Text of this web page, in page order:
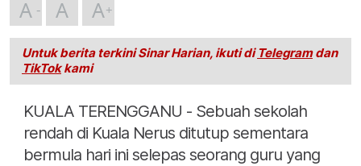
A A A
Untuk berita terkini Sinar Harian, ikuti di Telegramdan
TikTokkami
KUALA TERENGGANU - Sebuah sekolah
rendah di Kuala Nerus ditutup sementara
bermula hari ini selepas seorang guru yang